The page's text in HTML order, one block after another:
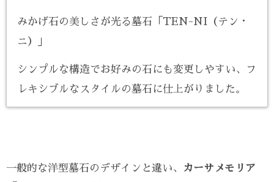
みかげ石の美しさが光る墓石「TEN-NI（テン・
ニ）」
シンプルな構造でお好みの石にも変更しやすい、フ
レキシブルなスタイルの墓石に仕上がりました。
一般的な洋型墓石のデザインと違い、
カーサメモリア